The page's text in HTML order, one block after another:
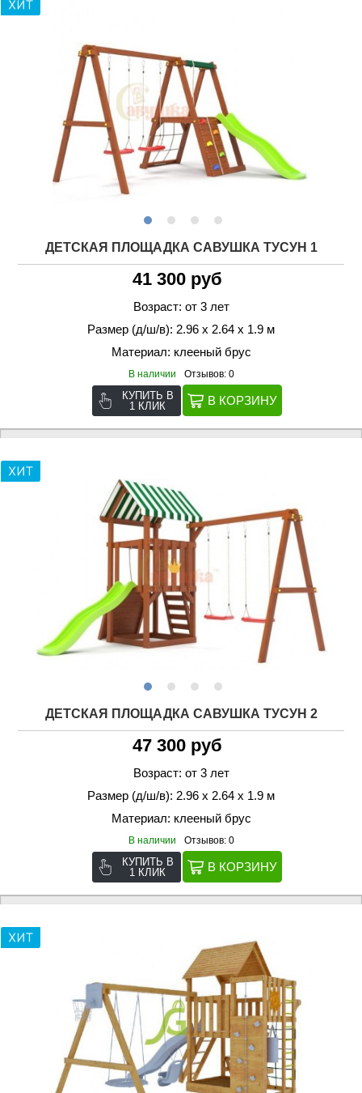
ДЕТСКАЯ ПЛОЩАДКА САВУШКА ТУСУН 1
41 300 руб
Возраст: от 3 лет
Размер (д/ш/в): 2.96 х 2.64 х 1.9 м
Материал: клееный брус
В наличии Отзывов: 0
КУПИТЬ В
1 КЛИК
ДЕТСКАЯ ПЛОЩАДКА САВУШКА ТУСУН 2
47 300 руб
Возраст: от 3 лет
Размер (д/ш/в): 2.96 х 2.64 х 1.9 м
Материал: клееный брус
В наличии Отзывов: 0
КУПИТЬ В
1 КЛИК